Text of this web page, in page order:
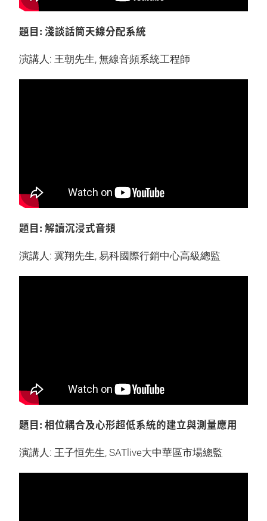
題目: 淺談話筒天線分配系統
演講人: 王朝先生, 無線音頻系統工程師
題目: 解讀沉浸式音頻
演講人: 冀翔先生, 易科國際行銷中心高級總監
題目: 相位耦合及心形超低系統的建立與測量應用
演講人: 王子恒先生, SATlive大中華區市場總監